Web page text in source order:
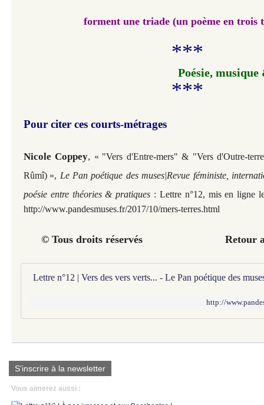
forment une triade (un poème en trois
***
Poésie,
***
Pour citer ces courts-métrages
Nicole Coppey, « "Vers d'Entre-mers" & "Vers d'Outre-
Rûmî) », Le Pan poétique des muses|Revue féministe,
poésie entre théories & pratiques : Lettre n°12, mis en ligne
http://www.pandesmuses.fr/2017/10/mers-terres.html
© Tous droits réservés Retour au
Lettre n°12 | Vers des vers verts... - Le Pan poétique des
http://
S'inscrire à la newsletter
Vous aimerez aussi :